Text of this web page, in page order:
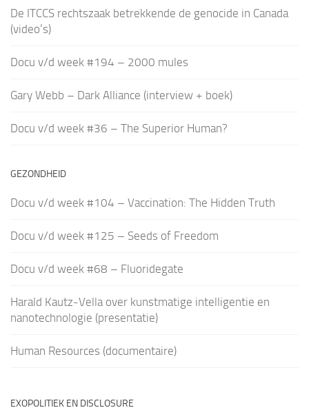
De ITCCS rechtszaak betrekkende de genocide in Canada
(video’s)
Docu v/d week #194 – 2000 mules
Gary Webb – Dark Alliance (interview + boek)
Docu v/d week #36 – The Superior Human?
GEZONDHEID
Docu v/d week #104 – Vaccination: The Hidden Truth
Docu v/d week #125 – Seeds of Freedom
Docu v/d week #68 – Fluoridegate
Harald Kautz-Vella over kunstmatige intelligentie en
nanotechnologie (presentatie)
Human Resources (documentaire)
EXOPOLITIEK EN DISCLOSURE